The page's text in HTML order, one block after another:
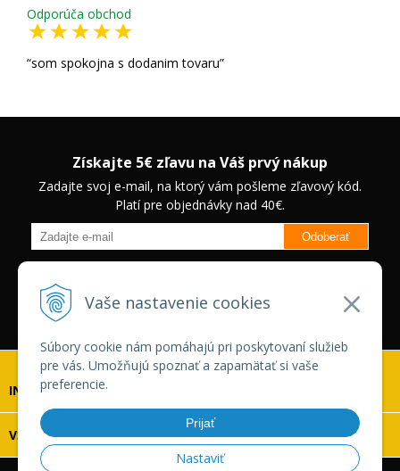
Vaše nastavenie cookies
Súbory cookie nám pomáhajú pri poskytovaní služieb
pre vás. Umožňujú spoznať a zapamätať si vaše
preferencie.
Prijať
Nastaviť
Odporúča obchod
som spokojna s dodanim tovaru
Získajte 5€ zľavu na Váš prvý nákup
Zadajte svoj e-mail, na ktorý vám pošleme zľavový kód.
Platí pre objednávky nad 40€.
Odoberať
zľavách na vybrané produkty.
Neplatí pre Veľkoobchodných
zákazníkov.
INFOLINKA
VŠETKO O NÁKUPE